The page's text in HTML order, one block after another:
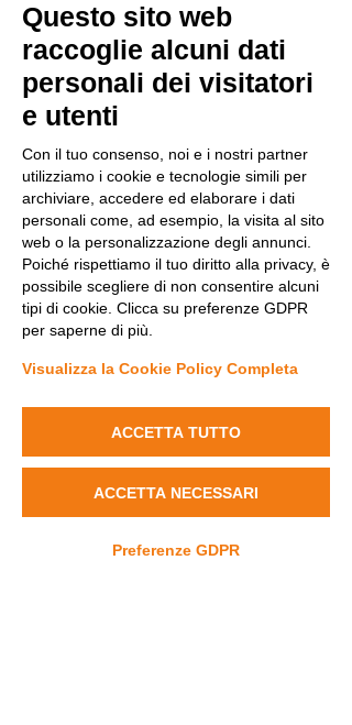
Widget Didn’t Load
this page.
If that doesn’t work, contact us.
Questo sito web
raccoglie alcuni dati
personali dei visitatori
e utenti
Con il tuo consenso, noi e i nostri partner
utilizziamo i cookie e tecnologie simili per
archiviare, accedere ed elaborare i dati
personali come, ad esempio, la visita al sito
web o la personalizzazione degli annunci.
Poiché rispettiamo il tuo diritto alla privacy, è
possibile scegliere di non consentire alcuni
tipi di cookie. Clicca su preferenze GDPR
per saperne di più.
Visualizza la Cookie Policy Completa
ACCETTA TUTTO
ACCETTA NECESSARI
Preferenze GDPR